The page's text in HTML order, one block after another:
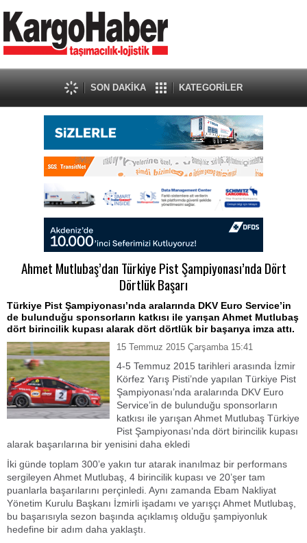
SON DAKİKA KATEGORİLER
Ahmet Mutlubaş’dan Türkiye Pist Şampiyonası’nda Dört
Dörtlük Başarı
Türkiye Pist Şampiyonası’nda aralarında DKV Euro Service’in
de bulunduğu sponsorların katkısı ile yarışan Ahmet Mutlubaş
dört birincilik kupası alarak dört dörtlük bir başarıya imza attı.
15 Temmuz 2015 Çarşamba 15:41
4-5 Temmuz 2015 tarihleri arasında İzmir
Körfez Yarış Pisti’nde yapılan Türkiye Pist
Şampiyonası’nda aralarında DKV Euro
Service’in de bulunduğu sponsorların
katkısı ile yarışan Ahmet Mutlubaş Türkiye
Pist Şampiyonası’nda dört birincilik kupası
alarak başarılarına bir yenisini daha ekledi
İki günde toplam 300’e yakın tur atarak inanılmaz bir performans
sergileyen Ahmet Mutlubaş, 4 birincilik kupası ve 20’şer tam
puanlarla başarılarını perçinledi. Aynı zamanda Ebam Nakliyat
Yönetim Kurulu Başkanı İzmirli işadamı ve yarışçı Ahmet Mutlubaş,
bu başarısıyla sezon başında açıklamış olduğu şampiyonluk
hedefine bir adım daha yaklaştı.